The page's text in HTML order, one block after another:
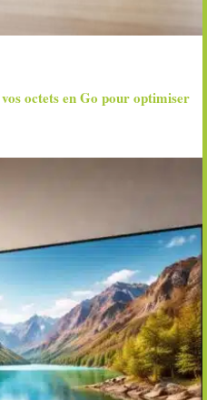
octets en Go pour optimiser